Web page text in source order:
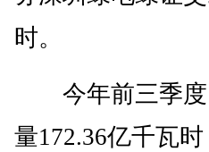
时。
今年前三季度
量172.36亿千瓦